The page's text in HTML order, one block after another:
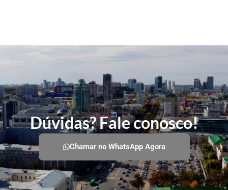
Dúvidas? Fale conosco!
Chamar no WhatsApp Agora